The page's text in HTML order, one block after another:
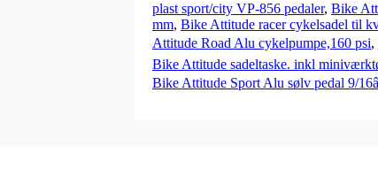
plast sport/city VP-856 pedaler, Bike
mm, Bike Attitude racer cykelsadel til
Attitude Road Alu cykelpumpe,160 psi,
Bike Attitude sadeltaske. inkl
Bike Attitude Sport Alu sølv pedal 9/16â